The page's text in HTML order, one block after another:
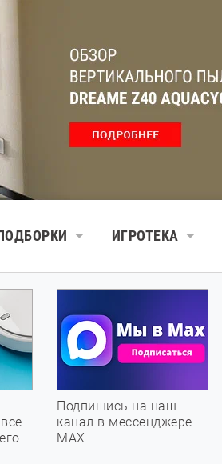
ИГРОТЕКА
Подпишись на наш
канал в мессенджере
МАХ